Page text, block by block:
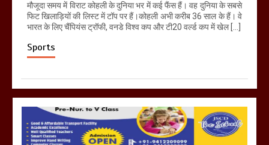
मौजूदा समय में विराट कोहली के दुनिया भर में कई फैंस हैं। वह दुनिया के सबसे
फिट खिलाड़ियों की लिस्ट में टॉप पर हैं।कोहली अभी करीब 36 साल के हैं। वे
भारत के लिए चैंपियंस ट्रॉफी, वनडे विश्व कप और टी20 वर्ल्ड कप में खेल […]
Sports